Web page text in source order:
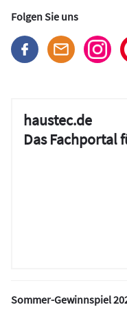
Folgen Sie uns
haustec.de
Das Fachportal
Sommer-Gewinnspiel